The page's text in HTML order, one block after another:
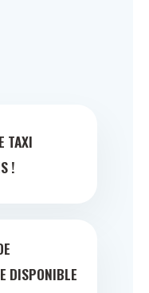
TAXI
!
DISPONIBLE